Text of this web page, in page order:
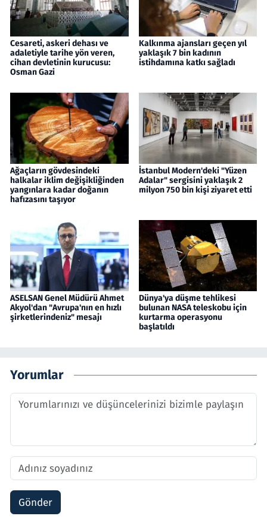
Cesareti, askeri dehası ve
adaletiyle tarihe yön veren,
cihan devletinin kurucusu:
Osman Gazi
Kalkınma ajansları geçen yıl
yaklaşık 7 bin kadının
istihdamına katkı sağladı
Ağaçların gövdesindeki
halkalar iklim değişikliğinden
yangınlara kadar doğanın
hafızasını taşıyor
İstanbul Modern'deki "Yüzen
Adalar" sergisini yaklaşık 2
milyon 750 bin kişi ziyaret etti
ASELSAN Genel Müdürü Ahmet
Akyol'dan "Avrupa'nın en hızlı
şirketlerindeniz" mesajı
Dünya'ya düşme tehlikesi
bulunan NASA teleskobu için
kurtarma operasyonu
başlatıldı
Yorumlar
Gönder